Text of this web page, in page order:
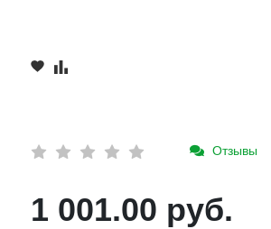
Отзывы
1 001.00 руб.